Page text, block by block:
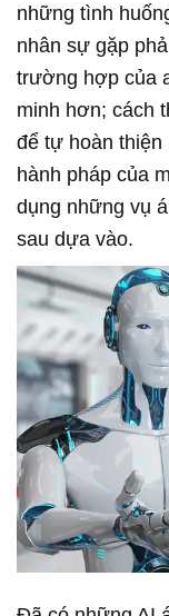
những tình
nhân sự gặp
trường hợp của
minh hơn; cách
để tự hoàn thiện
hành pháp của
dụng những vụ
sau dựa vào.